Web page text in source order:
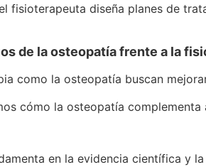
fisioterapeuta diseña planes de
de la osteopatía frente a la
como la osteopatía buscan
cómo la osteopatía
en la evidencia científica y